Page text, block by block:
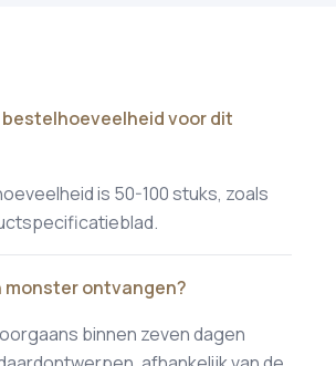
bestelhoeveelheid voor dit
is 50-100 stuks, zoals
monster ontvangen?
binnen zeven dagen